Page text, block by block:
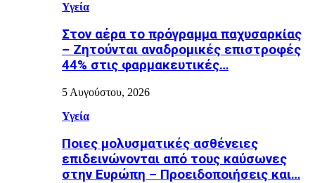
Υγεία
Στον αέρα το πρόγραμμα παχυσαρκίας
– Ζητούνται αναδρομικές επιστροφές
44% στις φαρμακευτικές…
5 Αυγούστου, 2026
Υγεία
Ποιες μολυσματικές ασθένειες
επιδεινώνονται από τους καύσωνες
στην Ευρώπη – Προειδοποιήσεις και…